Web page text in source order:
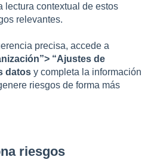
lectura contextual de estos
relevantes.
precisa, accede a
“Ajustes de
datos y completa la información
riesgos de forma más
riesgos